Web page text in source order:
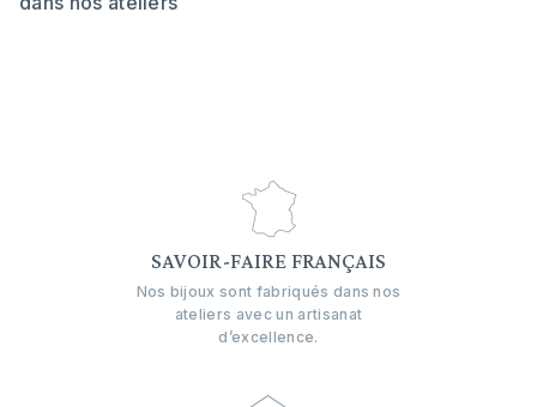
SAVOIR-FAIRE FRANÇAIS
Nos bijoux sont fabriqués dans nos
ateliers avec un artisanat
d’excellence.